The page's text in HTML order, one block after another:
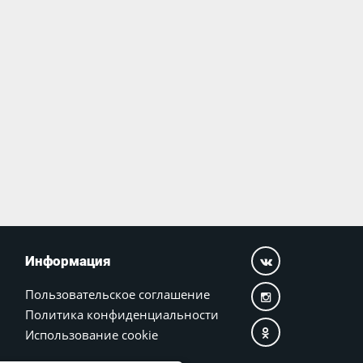
Информация
Пользовательское соглашение
Политика конфиденциальности
Использование cookie